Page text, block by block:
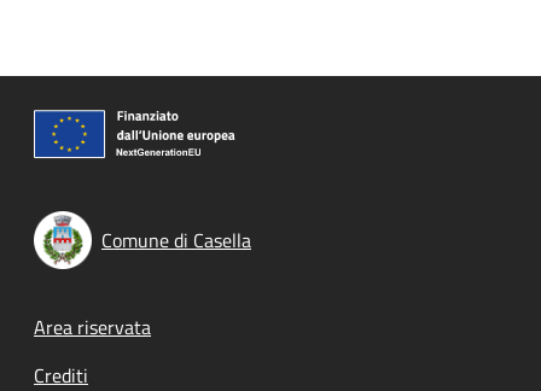
Comune di Casella
Footer menu
Area riservata
Crediti